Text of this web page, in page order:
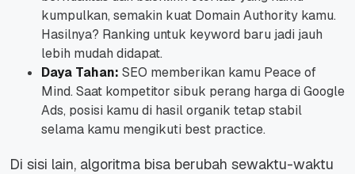
kumpulkan, semakin kuat Domain Authority kamu.
Hasilnya? Ranking untuk keyword baru jadi jauh
lebih mudah didapat.
Daya Tahan: SEO memberikan kamu Peace of
Mind. Saat kompetitor sibuk perang harga di Google
Ads, posisi kamu di hasil organik tetap stabil
selama kamu mengikuti best practice.
Di sisi lain, algoritma bisa berubah sewaktu-waktu